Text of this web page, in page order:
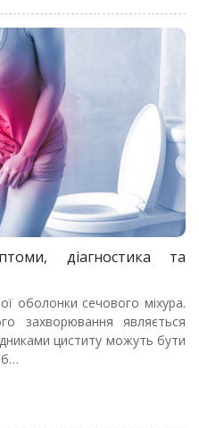
діагностика та
оболонки сечового міхура.
захворювання являється
циститу можуть бути